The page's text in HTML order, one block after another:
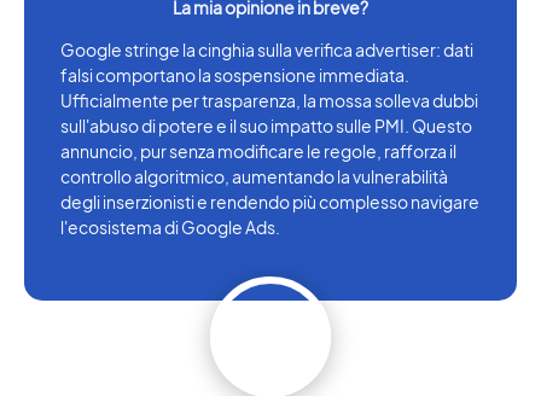
Google stringe la cinghia sulla verifica advertiser: dati
falsi comportano la sospensione immediata.
Ufficialmente per trasparenza, la mossa solleva dubbi
sull'abuso di potere e il suo impatto sulle PMI. Questo
annuncio, pur senza modificare le regole, rafforza il
controllo algoritmico, aumentando la vulnerabilità
degli inserzionisti e rendendo più complesso navigare
l'ecosistema di Google Ads.